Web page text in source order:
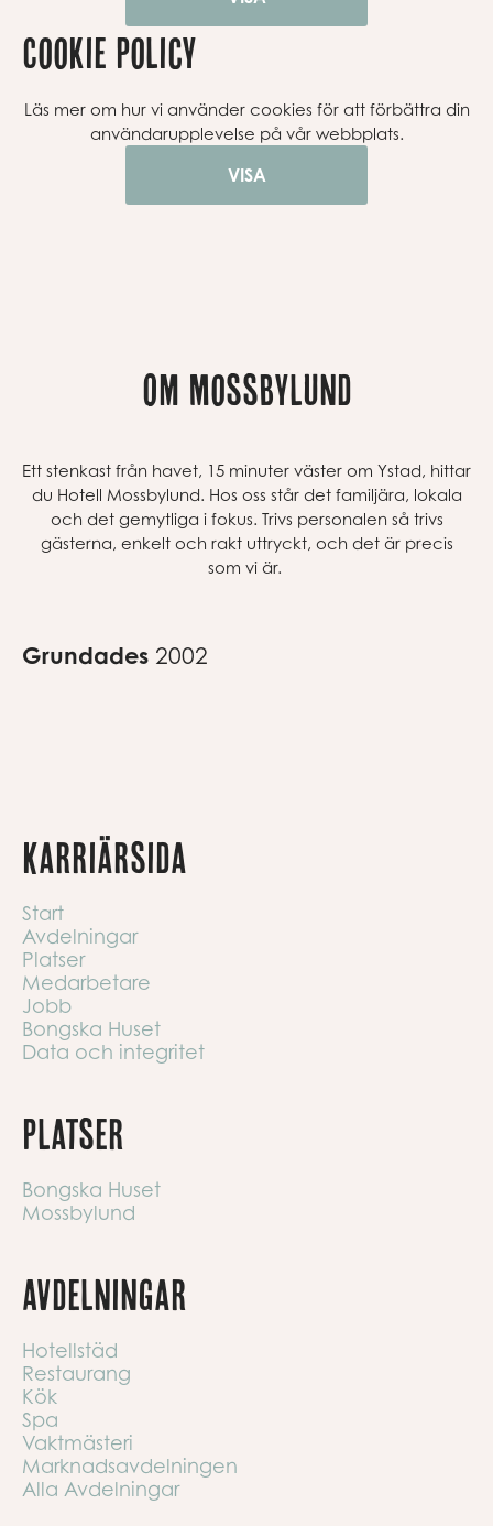
Cookie policy
Läs mer om hur vi använder cookies för att förbättra din
användarupplevelse på vår webbplats.
VISA
Om Mossbylund
Ett stenkast från havet, 15 minuter väster om Ystad, hittar
du Hotell Mossbylund. Hos oss står det familjära, lokala
och det gemytliga i fokus. Trivs personalen så trivs
gästerna, enkelt och rakt uttryckt, och det är precis
som vi är.
Grundades 2002
Karriärsida
Start
Avdelningar
Platser
Medarbetare
Jobb
Bongska Huset
Data och integritet
Platser
Bongska Huset
Mossbylund
Avdelningar
Hotellstäd
Restaurang
Kök
Spa
Vaktmästeri
Marknadsavdelningen
Alla Avdelningar